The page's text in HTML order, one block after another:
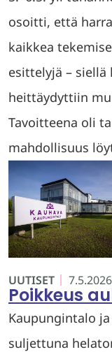
osoitti, että
kaikkea
esittelyjä –
heittäydyttiin
Tavoitteena oli
mahdollisuus
UUTISET 7.5.2026
Poikkeus
Kaupungintalo
suljettuna